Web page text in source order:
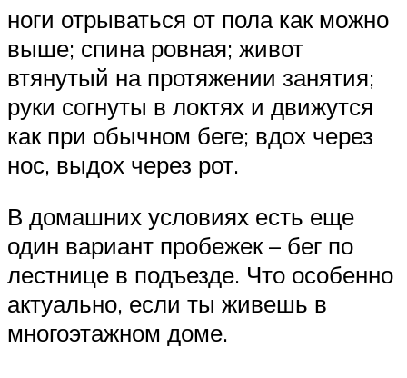
ноги отрываться от пола как можно
выше; спина ровная; живот
втянутый на протяжении занятия;
руки согнуты в локтях и движутся
как при обычном беге; вдох через
нос, выдох через рот.
В домашних условиях есть еще
один вариант пробежек – бег по
лестнице в подъезде. Что особенно
актуально, если ты живешь в
многоэтажном доме.